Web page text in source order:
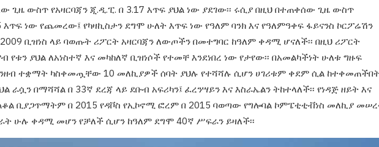
ጊዜ ውስጥ የአዛርባጃን ጂ.ዲ.ፒ. በ 3.17 እጥፍ ያህል ነው ያደገው፡፡ ሩሲያ በዚህ በተጠቀሰው ጊዜ ውስጥ
እጥፍ ነው የጨመረው፤ የካዛኪስታን ደግሞ ሁለት እጥፍ ነው የዓለም ባንክ እና የዓለምዓቀፍ ፋይናንስ ኮርፖሬሽን
ቢዝነስ ላይ ባወጡት ሪፖርት አዛርባጃን ለውጦችን በመተግባር ከዓለም ቀዳሚ ሆናለች፡፡ በዚህ ሪፖርት
የቱን ያህል ለአነስተኛ እና መካከለኛ ቢዝነሶች የተመቸ እንደነበረ ነው የታየው፡፡ በአመልካችነት ሁለቱ ግዙፍ
ተቋማት ካስቀመጧቸው 10 መለኪያዎች ሰባት ያህሉ የተሻሻሉ ሲሆን ሀገሪቱም ቀደም ሲል
ራሷን በማሻሻል በ 33ኛ ደረጃ ላይ ደቡብ አፍሪካን፤ ፈረንሣይን እና እስራኤልን ትከተላለች፡፡ የነዳጅ ዘይት እና
ቢያጋጥማትም በ 2015 የዳቮስ የኢኮኖሚ ፎረም በ 2015 ባወጣው የግሎባል ኮምፔቲቲቭነስ መለኪያ
ሁሉ ቀዳሚ መሆንየቻለች ሲሆን ከዓለም ደግሞ 40ኛ ሥፍራን ይዛለች፡፡